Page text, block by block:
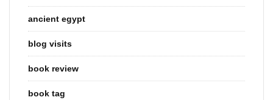
ancient egypt
blog visits
book review
book tag